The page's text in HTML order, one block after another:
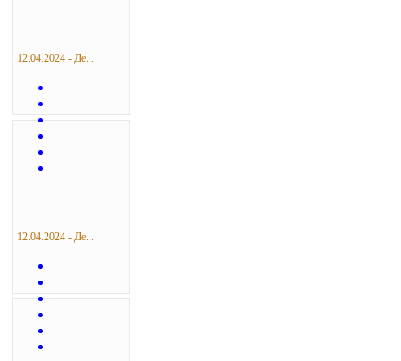
12.04.2024 - Де...
12.04.2024 - Де...